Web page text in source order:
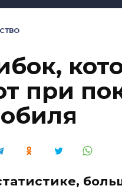
при